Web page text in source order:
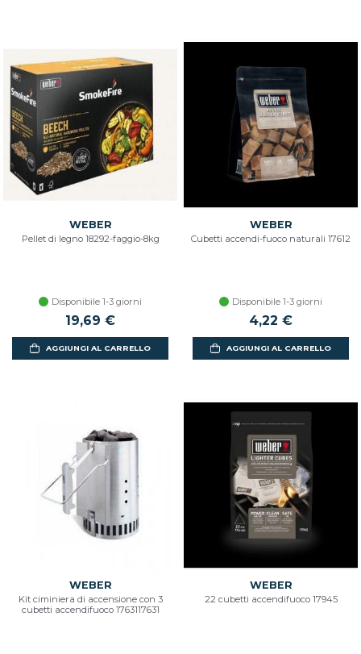
WEBER
Pellet di legno 18292-faggio-8kg
Disponibile 1-3 giorni
19,69 €
AGGIUNGI AL CARRELLO
WEBER
Cubetti accendi-fuoco naturali 17612
Disponibile 1-3 giorni
4,22 €
AGGIUNGI AL CARRELLO
WEBER
Kit ciminiera di accensione con 3
cubetti accendifuoco 1763117631
WEBER
22 cubetti accendifuoco 17945